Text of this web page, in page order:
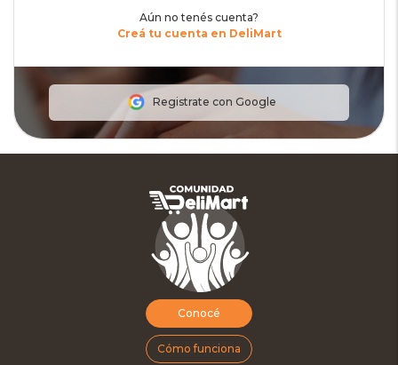
Aún no tenés cuenta?
Creá tu cuenta en DeliMart
Registrate con Google
Conocé
Cómo funciona